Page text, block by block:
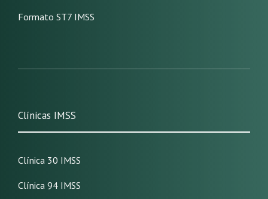
Formato ST7 IMSS
Clínicas IMSS
Clínica 30 IMSS
Clínica 94 IMSS